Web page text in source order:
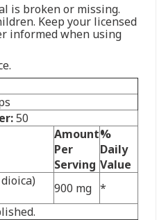
is broken or missing.
Keep your licensed
informed when using
50
Amount
Per
Serving
%
Daily
Value
900 mg *